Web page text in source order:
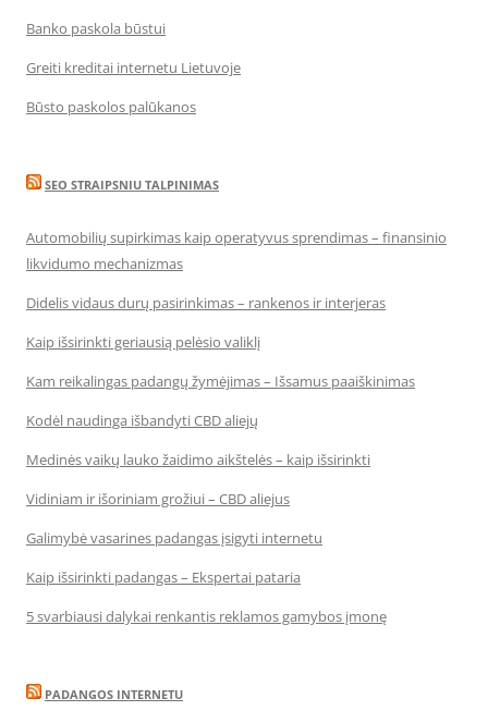
Banko paskola būstui
Greiti kreditai internetu Lietuvoje
Būsto paskolos palūkanos
SEO STRAIPSNIU TALPINIMAS
Automobilių supirkimas kaip operatyvus sprendimas – finansinio
likvidumo mechanizmas
Didelis vidaus durų pasirinkimas – rankenos ir interjeras
Kaip išsirinkti geriausią pelėsio valiklį
Kam reikalingas padangų žymėjimas – Išsamus paaiškinimas
Kodėl naudinga išbandyti CBD aliejų
Medinės vaikų lauko žaidimo aikštelės – kaip išsirinkti
Vidiniam ir išoriniam grožiui – CBD aliejus
Galimybė vasarines padangas įsigyti internetu
Kaip išsirinkti padangas – Ekspertai pataria
5 svarbiausi dalykai renkantis reklamos gamybos įmonę
PADANGOS INTERNETU